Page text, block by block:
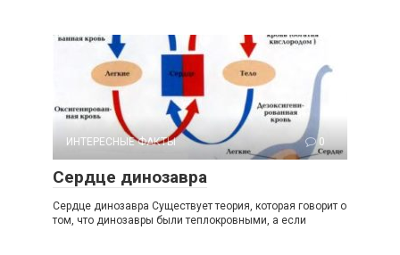
ИНТЕРЕСНЫЕ ФАКТЫ 0
Сердце динозавра
Сердце динозавра Существует теория, которая говорит о
том, что динозавры были теплокровными, а если